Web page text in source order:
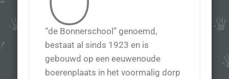
“de Bonnerschool” genoemd,
bestaat al sinds 1923 en is
gebouwd op een eeuwenoude
boerenplaats in het voormalig dorp